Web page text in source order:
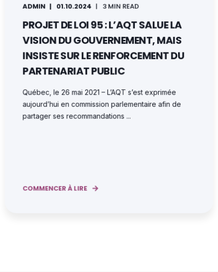
ADMIN 01.10.2024 3 MIN READ
PROJET DE LOI 95 : L’AQT SALUE LA
VISION DU GOUVERNEMENT, MAIS
INSISTE SUR LE RENFORCEMENT DU
PARTENARIAT PUBLIC
Québec, le 26 mai 2021 – L’AQT s’est exprimée
aujourd’hui en commission parlementaire afin de
partager ses recommandations ...
COMMENCER À LIRE